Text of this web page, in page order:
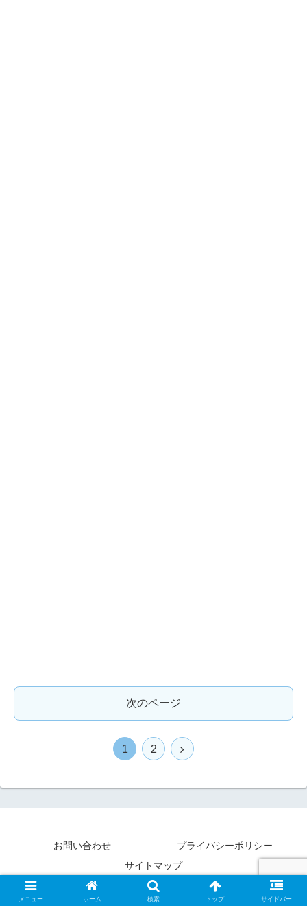
次のページ
1 2
お問い合わせ
プライバシーポリシー
サイトマップ
© 2018-2026 ひでぶろチャンネル.
メニュー ホーム 検索 トップ サイドバー